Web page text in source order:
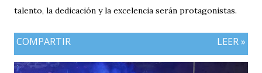
talento, la dedicación y la excelencia serán protagonistas.
COMPARTIR LEER »